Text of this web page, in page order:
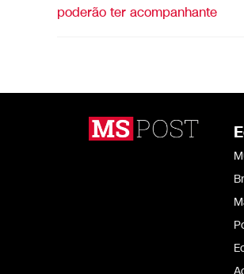
poderão ter acompanhante